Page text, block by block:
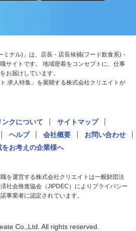
ミナル)」は、店長・店長候補(フード飲食系)・
サイトです。 地域密着をコンセプトに、仕事
お届けしています。
求人特集」を展開する株式会社クリエイトが
ンクについて
サイトマップ
ヘルプ 会社概要
お問い合わせ
をお考えの企業様へ
を運営する株式会社クリエイトは一般財団法
社会推進協会（JIPDEC）によりプライバシー
事業者に認定されています。
Co.,Ltd. All rights reserved.